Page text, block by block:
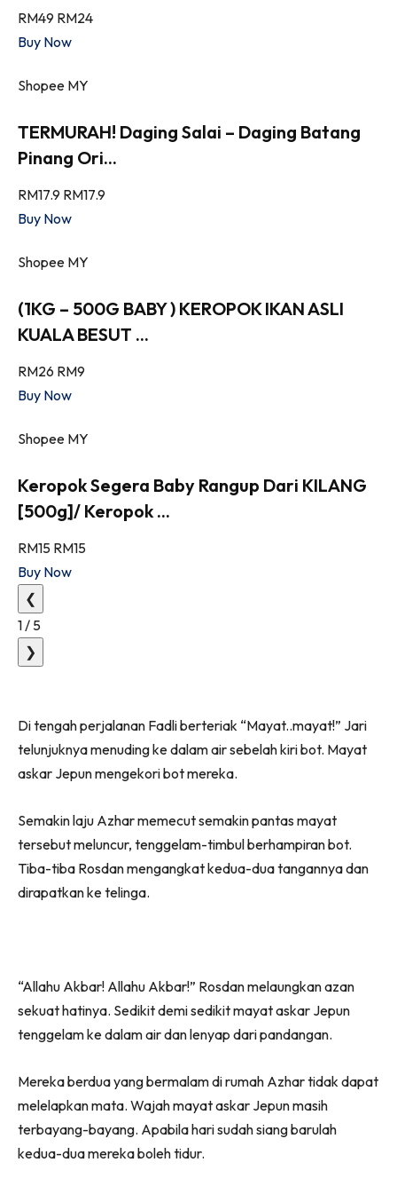
RM49 RM24
Buy Now
Shopee MY
TERMURAH! Daging Salai – Daging Batang
Pinang Ori...
RM17.9 RM17.9
Buy Now
Shopee MY
(1KG – 500G BABY ) KEROPOK IKAN ASLI
KUALA BESUT ...
RM26 RM9
Buy Now
Shopee MY
Keropok Segera Baby Rangup Dari KILANG
[500g]/ Keropok ...
RM15 RM15
Buy Now
❮
1/ 5
❯
Di tengah perjalanan Fadli berteriak “Mayat..mayat!” Jari
telunjuknya menuding ke dalam air sebelah kiri bot. Mayat
askar Jepun mengekori bot mereka.
Semakin laju Azhar memecut semakin pantas mayat
tersebut meluncur, tenggelam-timbul berhampiran bot.
Tiba-tiba Rosdan mengangkat kedua-dua tangannya dan
dirapatkan ke telinga.
“Allahu Akbar! Allahu Akbar!” Rosdan melaungkan azan
sekuat hatinya. Sedikit demi sedikit mayat askar Jepun
tenggelam ke dalam air dan lenyap dari pandangan.
Mereka berdua yang bermalam di rumah Azhar tidak dapat
melelapkan mata. Wajah mayat askar Jepun masih
terbayang-bayang. Apabila hari sudah siang barulah
kedua-dua mereka boleh tidur.